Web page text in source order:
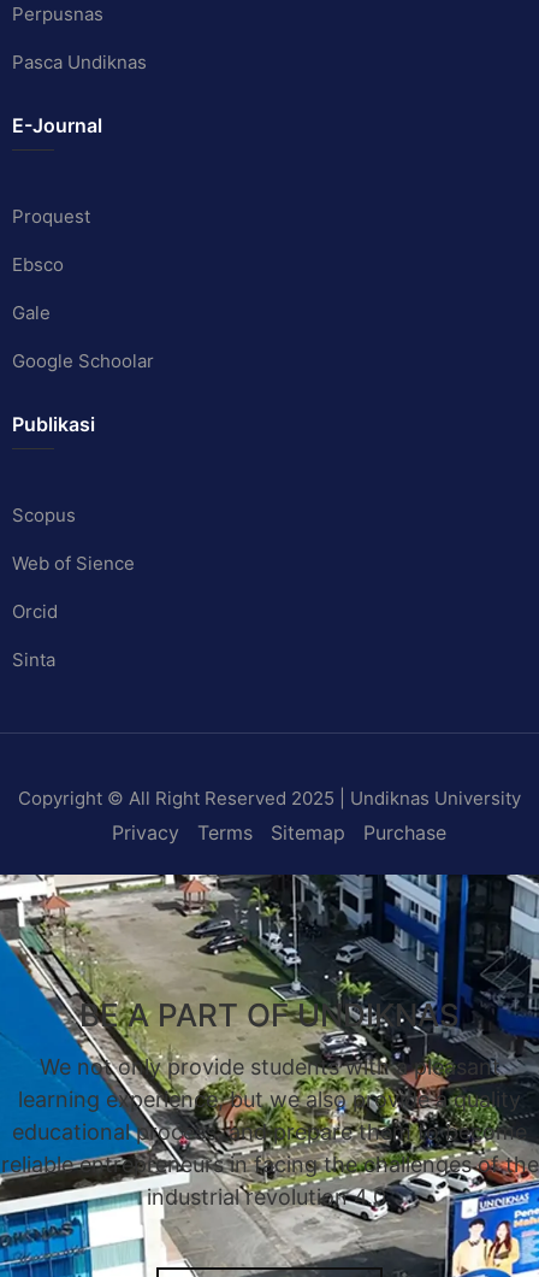
Perpusnas
Pasca Undiknas
E-Journal
Proquest
Ebsco
Gale
Google Schoolar
Publikasi
Scopus
Web of Sience
Orcid
Sinta
Copyright © All Right Reserved 2025 | Undiknas University
Privacy Terms Sitemap Purchase
BE A PART OF UNDIKNAS
We not only provide students with a pleasant
learning experience, but we also provide a quality
educational process, and prepare them to become
reliable entrepreneurs in facing the challenges of the
industrial revolution 4.0.